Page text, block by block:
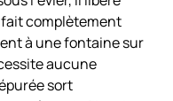
fait complètement
à une fontaine sur
aucune
sort